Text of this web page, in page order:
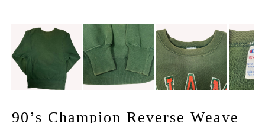
90’s Champion Reverse Weave